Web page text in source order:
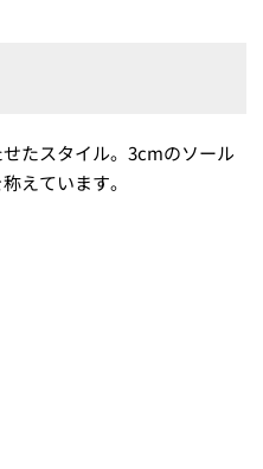
たスタイル。3cmのソール
えています。